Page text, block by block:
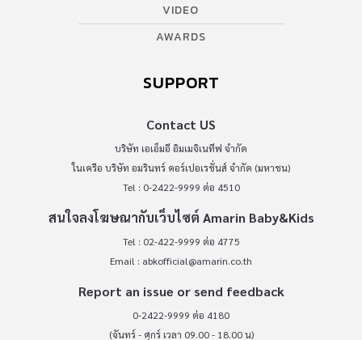
VIDEO
AWARDS
SUPPORT
Contact US
บริษัท เอเอ็มอี อิมเมจิเนทีฟ จำกัด
ในเครือ บริษัท อมรินทร์ คอร์เปอเรชั่นส์ จำกัด (มหาชน)
Tel : 0-2422-9999 ต่อ 4510
สนใจลงโฆษณากับเว็บไซต์ Amarin Baby&Kids
Tel : 02-422-9999 ต่อ 4775
Email : abkofficial@amarin.co.th
Report an issue or send feedback
0-2422-9999 ต่อ 4180
(จันทร์ - ศุกร์ เวลา 09.00 - 18.00 น)